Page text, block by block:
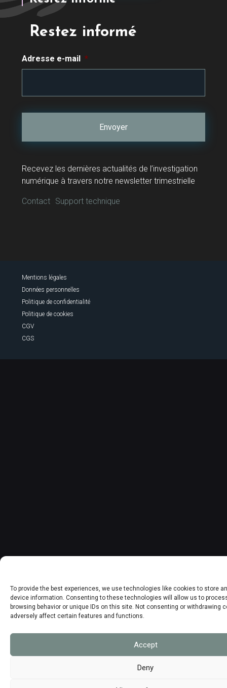
To provide the best experiences, we use technologies like cookies to store
device information. Consenting to these technologies will allow us to
browsing behavior or unique IDs on this site. Not consenting or withdrawing
adversely affect certain features and functions.
Accept
Deny
Restez informé
Adresse e-mail *
Recevez les dernières actualités de l’investigation
numérique à travers notre newsletter trimestrielle
Contact Support technique
Mentions légales
Données personnelles
Politique de confidentialité
Politique de cookies
CGV
CGS